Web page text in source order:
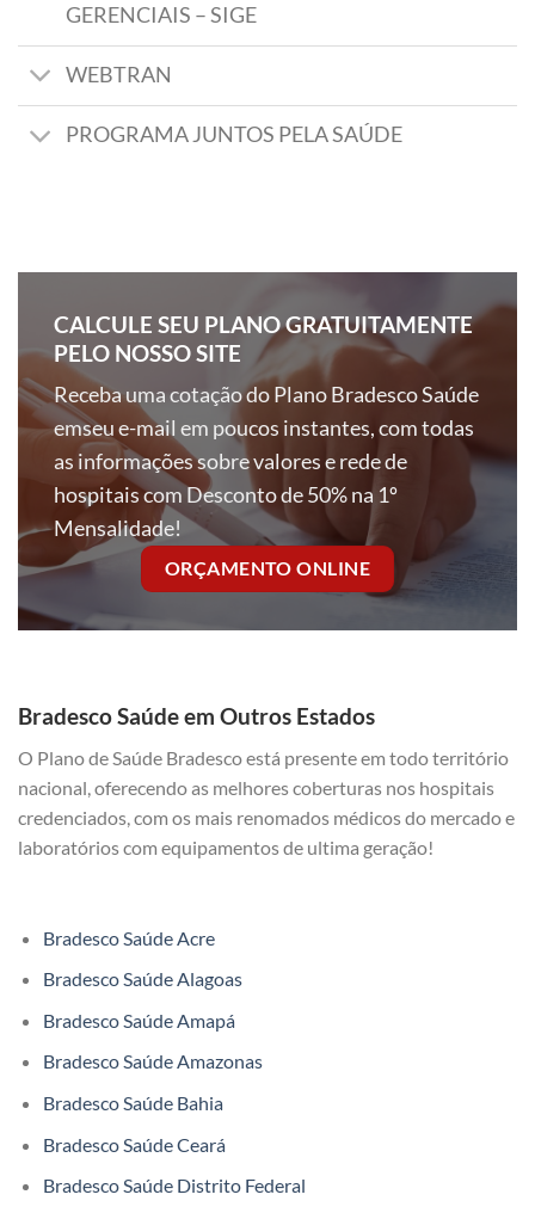
GERENCIAIS – SIGE
WEBTRAN
PROGRAMA JUNTOS PELA SAÚDE
CALCULE SEU PLANO GRATUITAMENTE
PELO NOSSO SITE
Receba uma cotação do Plano Bradesco Saúde
emseu e-mail em poucos instantes, com todas
as informações sobre valores e rede de
hospitais com Desconto de 50% na 1º
Mensalidade!
ORÇAMENTO ONLINE
Bradesco Saúde em Outros Estados
O Plano de Saúde Bradesco está presente em todo território
nacional, oferecendo as melhores coberturas nos hospitais
credenciados, com os mais renomados médicos do mercado e
laboratórios com equipamentos de ultima geração!
Bradesco Saúde Acre
Bradesco Saúde Alagoas
Bradesco Saúde Amapá
Bradesco Saúde Amazonas
Bradesco Saúde Bahia
Bradesco Saúde Ceará
Bradesco Saúde Distrito Federal